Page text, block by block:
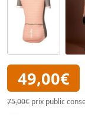
49,00€
75,00€ prix public